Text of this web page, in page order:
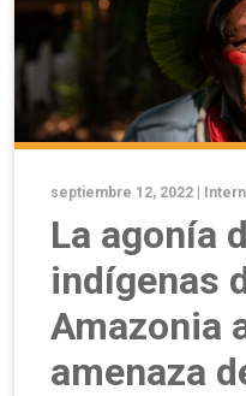
septiembre 12, 2022 |
La agonía
indígenas
Amazonia
amenaza